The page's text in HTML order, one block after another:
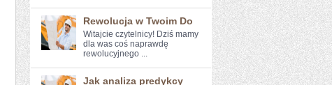
Rewolucja w Twoim Do
Witajcie czytelnicy! Dziś ⁤mamy
dla was coś naprawdę
rewolucyjnego ...
Jak analiza predykcy